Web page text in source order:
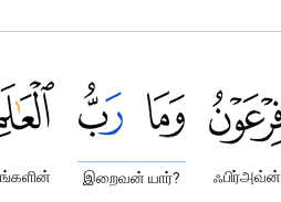
ஃபிர்அவ்ன்
இறைவன் யார்?